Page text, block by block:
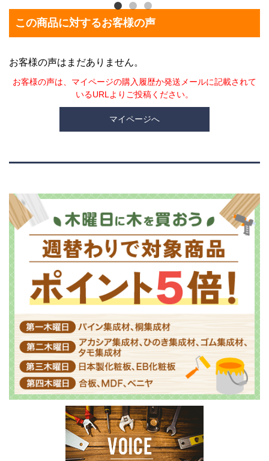
この商品に対するお客様の声
お客様の声はまだありません。
お客様の声は、マイページの購入履歴か発送メールに記載されて
いるURLよりご投稿ください。
マイページへ